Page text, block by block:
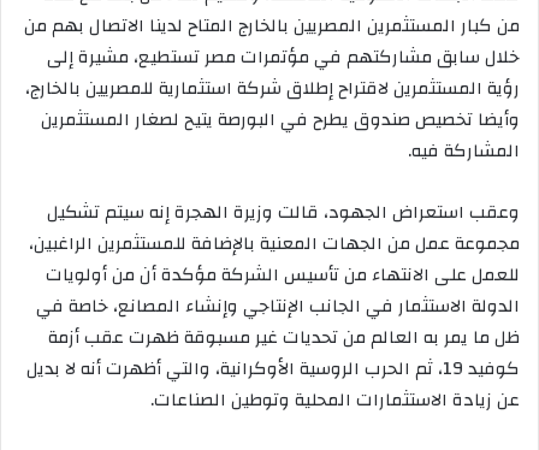
من كبار المستثمرين المصريين بالخارج المتاح لدينا الاتصال بهم من
خلال سابق مشاركتهم في مؤتمرات مصر تستطيع، مشيرة إلى
رؤية المستثمرين لاقتراح إطلاق شركة استثمارية للمصريين بالخارج،
وأيضا تخصيص صندوق يطرح في البورصة يتيح لصغار المستثمرين
المشاركة فيه.
وعقب استعراض الجهود، قالت وزيرة الهجرة إنه سيتم تشكيل
مجموعة عمل من الجهات المعنية بالإضافة للمستثمرين الراغبين،
للعمل على الانتهاء من تأسيس الشركة مؤكدة أن من أولويات
الدولة الاستثمار في الجانب الإنتاجي وإنشاء المصانع، خاصة في
ظل ما يمر به العالم من تحديات غير مسبوقة ظهرت عقب أزمة
كوفيد 19، ثم الحرب الروسية الأوكرانية، والتي أظهرت أنه لا بديل
عن زيادة الاستثمارات المحلية وتوطين الصناعات.